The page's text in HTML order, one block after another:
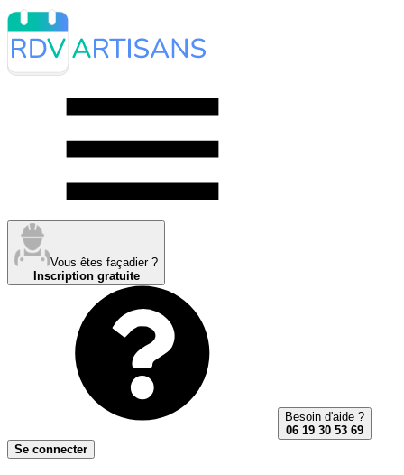
Vous êtes façadier ?
Inscription gratuite
Besoin d'aide ?
06 19 30 53 69
Se connecter